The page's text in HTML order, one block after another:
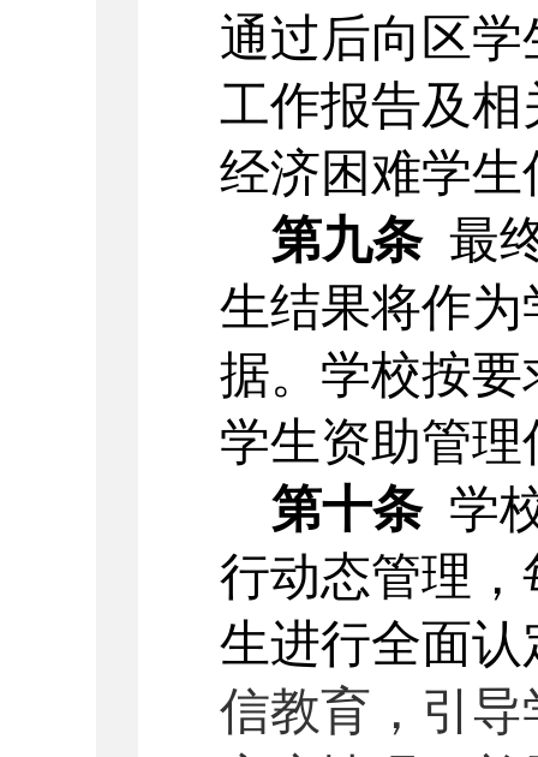
通过后向区
工作报告及
经济困难学
第九条 最
生结果将作
据。学校按
学生资助管
第十条 学
行动态管理
生进行全面认
信教育，引